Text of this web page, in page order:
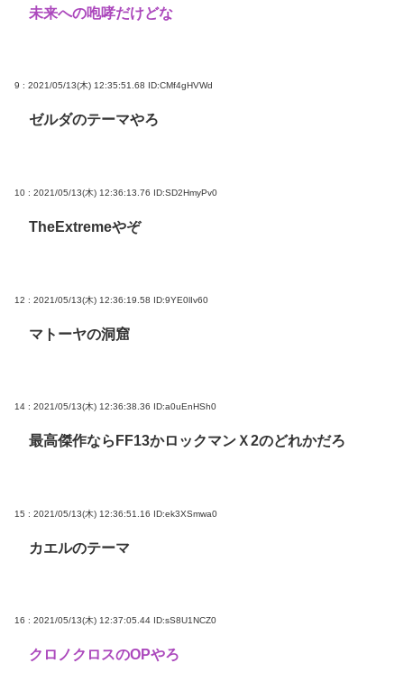
未来への咆哮だけどな
9 : 2021/05/13(木) 12:35:51.68 ID:CMf4gHVWd
ゼルダのテーマやろ
10 : 2021/05/13(木) 12:36:13.76 ID:SD2HmyPv0
TheExtremeやぞ
12 : 2021/05/13(木) 12:36:19.58 ID:9YE0lIv60
マトーヤの洞窟
14 : 2021/05/13(木) 12:36:38.36 ID:a0uEnHSh0
最高傑作ならFF13かロックマンＸ2のどれかだろ
15 : 2021/05/13(木) 12:36:51.16 ID:ek3XSmwa0
カエルのテーマ
16 : 2021/05/13(木) 12:37:05.44 ID:sS8U1NCZ0
クロノクロスのOPやろ